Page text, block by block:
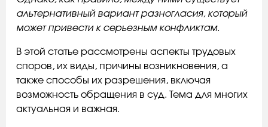
альтернативный вариант разногласия, который
может привести к серьезным конфликтам.
В этой статье рассмотрены аспекты трудовых
споров, их виды, причины возникновения, а
также способы их разрешения, включая
возможность обращения в суд. Тема для многих
актуальная и важная.